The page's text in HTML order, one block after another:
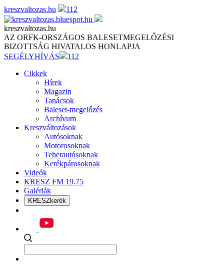
Skip
to
content
kreszvaltozas.hu 112
kreszvaltozas.hu
AZ ORFK-ORSZÁGOS BALESETMEGELŐZÉSI
BIZOTTSÁG HIVATALOS HONLAPJA
SEGÉLYHÍVÁS
112
Cikkek
Hírek
Magazin
Tanácsok
Baleset-megelőzés
Archívum
Kreszváltozások
Autósoknak
Motorosoknak
Teherautósoknak
Kerékpárosoknak
Videók
KRESZ FM 19.75
Galériák
KRESZkerék